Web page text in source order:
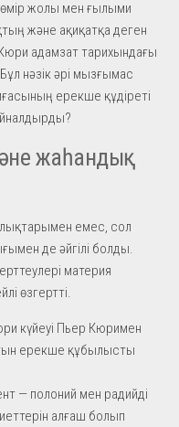
жолы мен ғылыми
және ақиқатқа деген
адамзат тарихындағы
нәзік әрі мызғымас
ерекше құдіреті
жаһандық
емес, сол
де әйгілі болды.
материя
өзгертті.
күйеуі Пьер Кюримен
ерекше құбылысты
— полоний мен радийді
алғаш болып